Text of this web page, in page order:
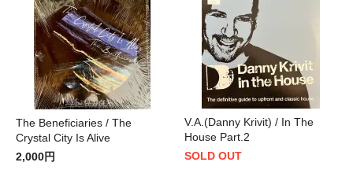
The Beneficiaries / The
Crystal City Is Alive
2,000円
V.A.(Danny Krivit) / In The
House Part.2
SOLD OUT